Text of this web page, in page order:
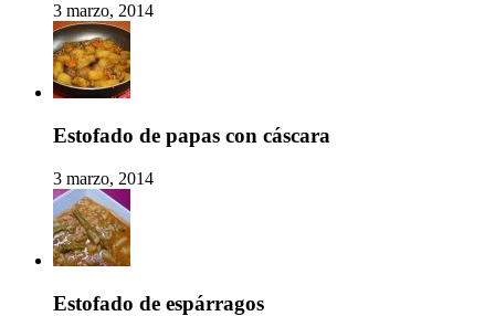
3 marzo, 2014
Estofado de papas con cáscara
3 marzo, 2014
Estofado de espárragos